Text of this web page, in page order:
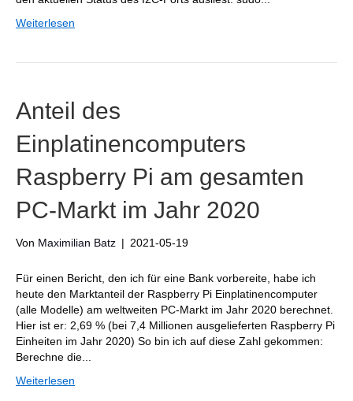
Weiterlesen
Anteil des
Einplatinencomputers
Raspberry Pi am gesamten
PC-Markt im Jahr 2020
Von Maximilian Batz | 2021-05-19
Für einen Bericht, den ich für eine Bank vorbereite, habe ich
heute den Marktanteil der Raspberry Pi Einplatinencomputer
(alle Modelle) am weltweiten PC-Markt im Jahr 2020 berechnet.
Hier ist er: 2,69 % (bei 7,4 Millionen ausgelieferten Raspberry Pi
Einheiten im Jahr 2020) So bin ich auf diese Zahl gekommen:
Berechne die...
Weiterlesen